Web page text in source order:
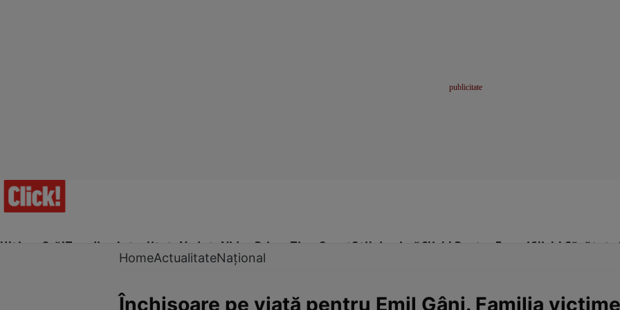
Ultima Oră!Trending Actualitate Vedete Video Prime Time SportStil de viațăClick! Pentru FemeiClick! Sănătate
HomeActualitateNațional
Închisoare pe viață pentru Emil Gânj. Familia